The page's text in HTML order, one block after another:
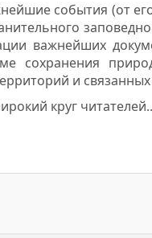
события (от
важнейших
сохранения
и
круг читателей.